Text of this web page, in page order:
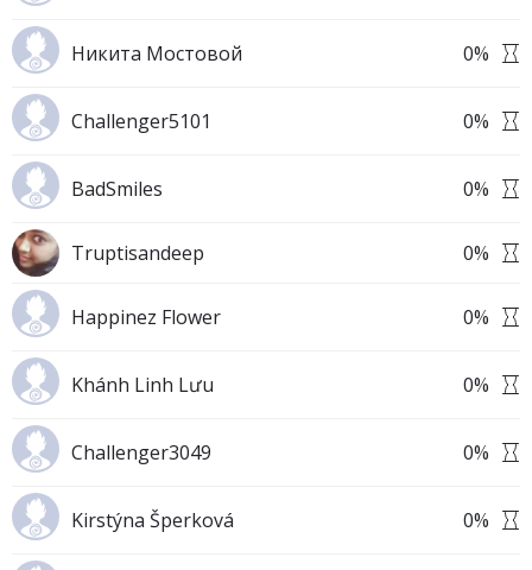
Никита Мостовой 0%
Challenger5101 0%
BadSmiles 0%
Truptisandeep 0%
Happinez Flower 0%
Khánh Linh Lưu 0%
Challenger3049 0%
Kirstýna Šperková 0%